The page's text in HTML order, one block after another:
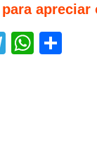
para
Telegram